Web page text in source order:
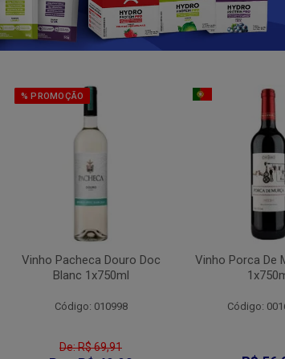
% PROMOÇÃO
Vinho Pacheca Douro Doc
Blanc 1x750ml
Código: 010998
De: R$ 69,91
Vinho Porca De
Código: